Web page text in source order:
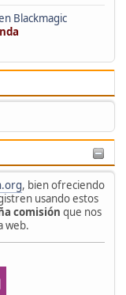
Blackmagic
, bien ofreciendo
usando estos
comisión que nos
web.